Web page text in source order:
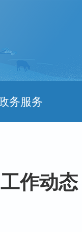
务服务
作动态